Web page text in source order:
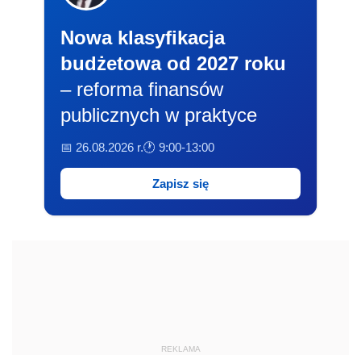
Nowa klasyfikacja
budżetowa od 2027 roku
– reforma finansów
publicznych w praktyce
📅 26.08.2026 r.🕐 9:00-13:00
Zapisz się
REKLAMA